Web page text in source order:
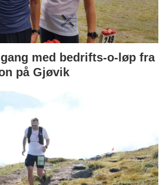
med bedrifts-o-løp fra
på Gjøvik